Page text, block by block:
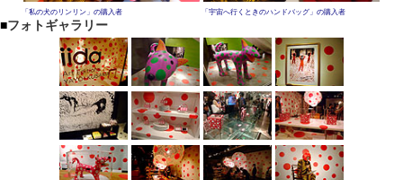
「私の犬のリンリン」の購入者 「宇宙へ行くときのハンドバッグ」の購入者
■フォトギャラリー